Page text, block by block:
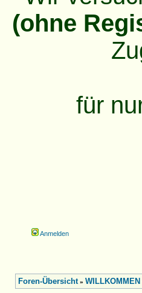
(ohne
für
Anmelden
Foren-Übersicht»